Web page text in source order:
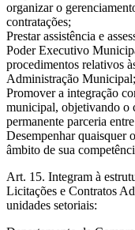
organizar o
contratações;
Prestar assistência e
Poder Executivo
procedimentos relativos
Administração Municipal;
Promover a integração
municipal, objetivando o
permanente parceria
Desempenhar quaisquer
âmbito de sua
Art. 15. Integram à
Licitações e Contratos
unidades setoriais: